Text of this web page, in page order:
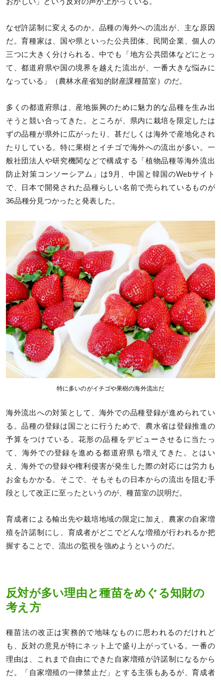
なぜ許諾制に変えるのか。品種の海外への流出が、主な原因
だ。育種家は、国や県といった公共団体、民間企業、個人の
三つに大きく分けられる。中でも「地方公共団体などにとっ
て、都道府県や国の境界を越えた流出が、一番大きな悩みに
なっている」（農林水産省知的財産課種苗室）のだ。
多くの都道府県は、産地振興のために魅力的な品種を生み出
そうと競い合ってきた。ところが、県内に栽培を限定したは
ずの品種が県外に広がったり、甚だしくは海外で産地化され
たりしている。特に果樹とイチゴで海外への流出が多い。一
般社団法人や研究機関などで構成する「植物品種等海外流出
防止対策コンソーシアム」は9月、中国と韓国のWebサイト
で、日本で開発された品種らしい名前で売られているものが
36品種分見つかったと発表した。
特に多いのがイチゴや果樹の海外流出だ
海外流出への対策として、海外での品種登録が進められてい
る。品種の登録は国ごとに行うためで、農水省は登録推進の
予算をつけている。花形の品種をデビューさせるに当たっ
て、海外での登録を進める都道府県も増えてきた。とはい
え、海外での登録や権利侵害が発生した際の対応には労力も
お金もかかる。そこで、そもそもの日本からの流出を阻む手
段として改正に至ったというのが、種苗室の説明だ。
育成者による輸出先や栽培地域の限定に加え、農家の自家増
殖を許諾制にし、育成者がどこでどんな増殖が行われるか把
握することで、流出の監視を強めようというのだ。
反対が多い理由と種苗をめぐる知財の
考え方
種苗法の改正は実務的で地味なものに思われるのだけれど
も、反対の意見が特にネット上で盛り上がっている。一番の
理由は、これまで自由にできた自家増殖が許諾制になるから
だ。「自家増殖の一律禁止だ」とする主張もあるが、育成者